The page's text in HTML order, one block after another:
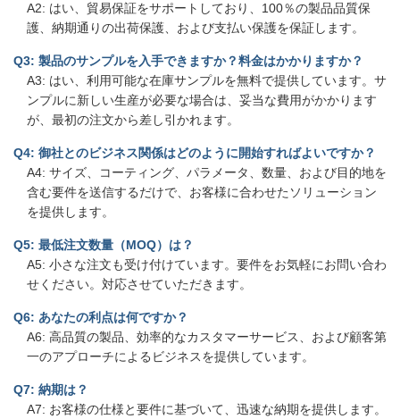
A2: はい、貿易保証をサポートしており、100％の製品品質保
護、納期通りの出荷保護、および支払い保護を保証します。
Q3: 製品のサンプルを入手できますか？料金はかかりますか？
A3: はい、利用可能な在庫サンプルを無料で提供しています。サ
ンプルに新しい生産が必要な場合は、妥当な費用がかかります
が、最初の注文から差し引かれます。
Q4: 御社とのビジネス関係はどのように開始すればよいですか？
A4: サイズ、コーティング、パラメータ、数量、および目的地を
含む要件を送信するだけで、お客様に合わせたソリューション
を提供します。
Q5: 最低注文数量（MOQ）は？
A5: 小さな注文も受け付けています。要件をお気軽にお問い合わ
せください。対応させていただきます。
Q6: あなたの利点は何ですか？
A6: 高品質の製品、効率的なカスタマーサービス、および顧客第
一のアプローチによるビジネスを提供しています。
Q7: 納期は？
A7: お客様の仕様と要件に基づいて、迅速な納期を提供します。